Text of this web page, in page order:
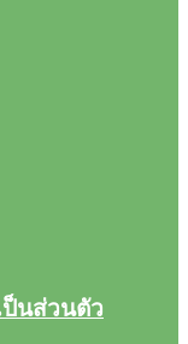
ป็นส่วนตัว